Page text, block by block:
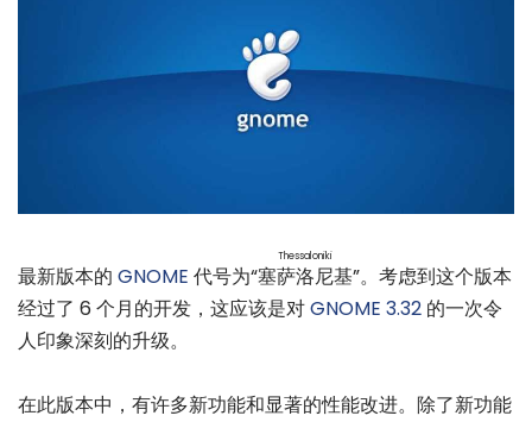
最新版本的 GNOME 代号为“塞萨洛尼基
Thessaloniki
”。考虑到这个版本
经过了 6 个月的开发，这应该是对GNOME 3.32 的一次令
人印象深刻的升级。
在此版本中，有许多新功能和显著的性能改进。除了新功能